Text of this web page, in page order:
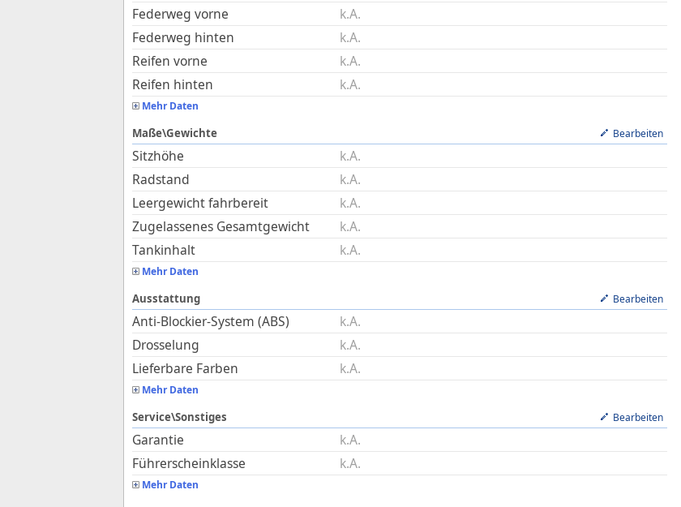
Federweg vorne
k.A.
Federweg hinten
k.A.
Reifen vorne
k.A.
Reifen hinten
k.A.
Mehr Daten
Maße\Gewichte Bearbeiten
Sitzhöhe
k.A.
Radstand
k.A.
Leergewicht fahrbereit
k.A.
Zugelassenes Gesamtgewicht
k.A.
Tankinhalt
k.A.
Mehr Daten
Ausstattung Bearbeiten
Anti-Blockier-System (ABS)
k.A.
Drosselung
k.A.
Lieferbare Farben
k.A.
Mehr Daten
Service\Sonstiges Bearbeiten
Garantie
k.A.
Führerscheinklasse
k.A.
Mehr Daten